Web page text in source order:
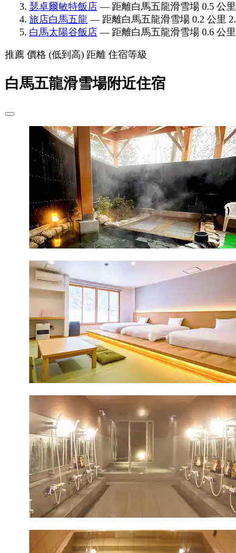
瑟卓爾敏特飯店 — 距離白馬五龍滑雪場 0.5 公
旅店白馬五龍 — 距離白馬五龍滑雪場 0.2 公里
白馬太陽谷飯店 — 距離白馬五龍滑雪場 0.6 公
推薦 價格 (低到高) 距離 住宿等級
白馬五龍滑雪場附近住宿